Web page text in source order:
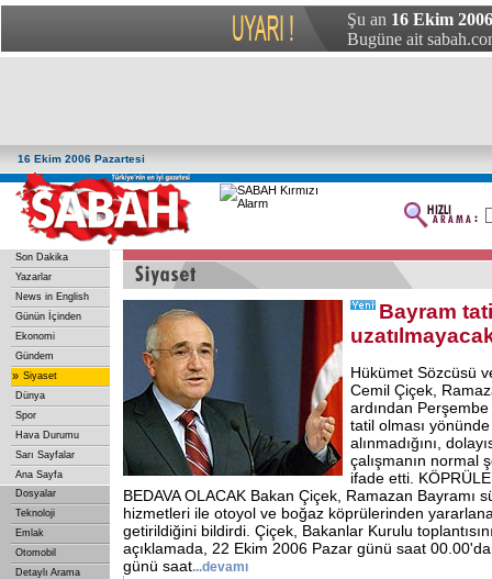
Şu an 16 Ekim
Bugüne ait
16 Ekim 2006 Pazartesi
Son Dakika
Yazarlar
News in English
Günün İçinden
Ekonomi
Gündem
» Siyaset
Dünya
Spor
Hava Durumu
Sarı Sayfalar
Ana Sayfa
Dosyalar
Teknoloji
Emlak
Otomobil
Detaylı Arama
Bayram
Hükümet Sözcüsü
Cemil Çiçek,
ardından
tatil olması
alınmadığını,
çalışmanın normal
ifade etti.
BEDAVA OLACAK Bakan Çiçek, Ramazan Bayramı
hizmetleri ile otoyol ve boğaz köprülerinden
getirildiğini bildirdi. Çiçek, Bakanlar Kurulu
açıklamada, 22 Ekim 2006 Pazar günü saat
günü saat...devamı